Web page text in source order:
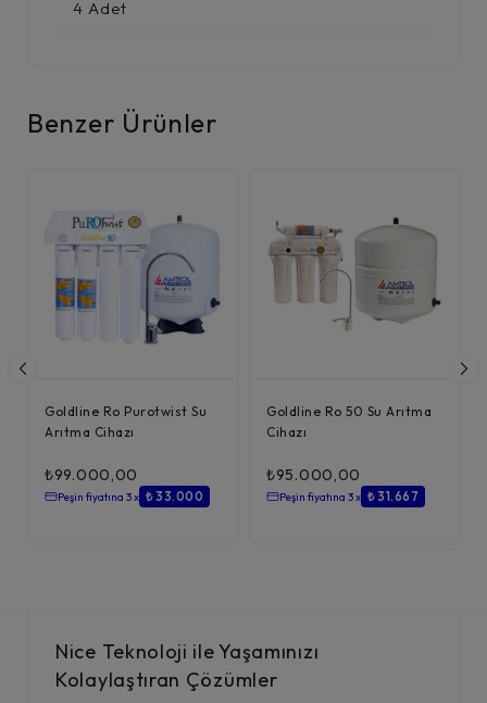
4 Adet
Benzer Ürünler
Goldline Ro Purotwist Su
Arıtma Cihazı
₺99.000,00
Peşin fiyatına 3 x ₺ 33.000
Goldline Ro 50 Su Arıtma
Cihazı
₺95.000,00
Peşin fiyatına 3 x ₺ 31.667
Nice Teknoloji ile Yaşamınızı
Kolaylaştıran Çözümler